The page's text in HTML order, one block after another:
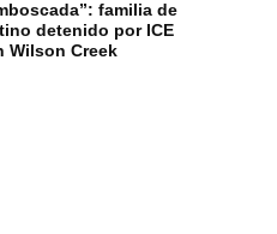
familia de
detenido por ICE
Wilson Creek